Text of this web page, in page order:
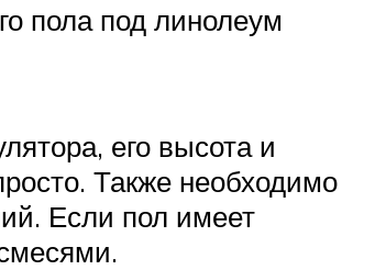
пола под линолеум
его высота и
Также необходимо
Если пол имеет